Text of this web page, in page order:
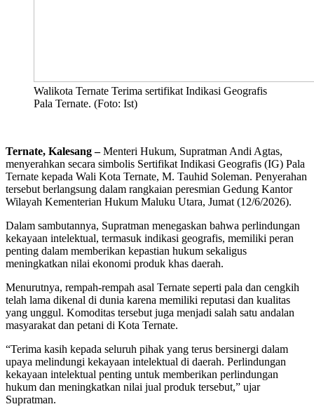
Walikota Ternate Terima sertifikat Indikasi Geografis
Pala Ternate. (Foto: Ist)
Ternate, Kalesang –Menteri Hukum, Supratman Andi Agtas,
menyerahkan secara simbolis Sertifikat Indikasi Geografis (IG) Pala
Ternate kepada Wali Kota Ternate, M. Tauhid Soleman. Penyerahan
tersebut berlangsung dalam rangkaian peresmian Gedung Kantor
Wilayah Kementerian Hukum Maluku Utara, Jumat (12/6/2026).
Dalam sambutannya, Supratman menegaskan bahwa perlindungan
kekayaan intelektual, termasuk indikasi geografis, memiliki peran
penting dalam memberikan kepastian hukum sekaligus
meningkatkan nilai ekonomi produk khas daerah.
Menurutnya, rempah-rempah asal Ternate seperti pala dan cengkih
telah lama dikenal di dunia karena memiliki reputasi dan kualitas
yang unggul. Komoditas tersebut juga menjadi salah satu andalan
masyarakat dan petani di Kota Ternate.
“Terima kasih kepada seluruh pihak yang terus bersinergi dalam
upaya melindungi kekayaan intelektual di daerah. Perlindungan
kekayaan intelektual penting untuk memberikan perlindungan
hukum dan meningkatkan nilai jual produk tersebut,” ujar
Supratman.